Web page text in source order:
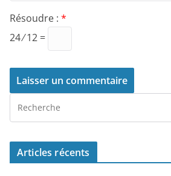
Résoudre : *
24 ⁄ 12 =
Articles récents